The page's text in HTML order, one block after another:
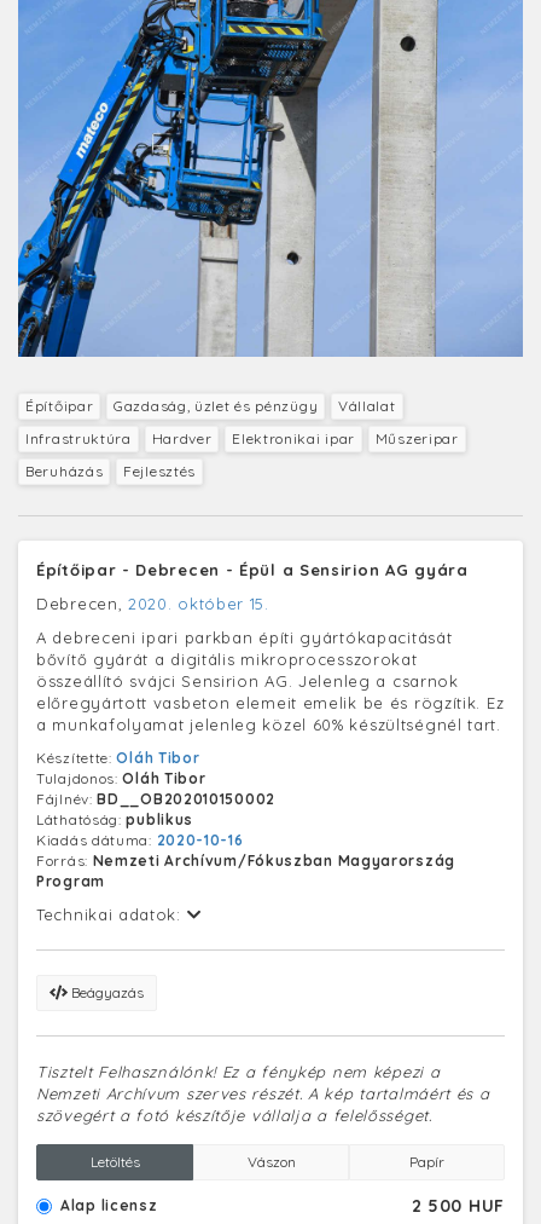
Építőipar Gazdaság, üzlet és pénzügy
Vállalat
Infrastruktúra
Hardver Elektronikai ipar
Műszeripar
Beruházás
Fejlesztés
Építőipar - Debrecen - Épül a Sensirion AG gyára
Debrecen, 2020. október 15.
A debreceni ipari parkban építi gyártókapacitását
bővítő gyárát a digitális mikroprocesszorokat
összeállító svájci Sensirion AG. Jelenleg a csarnok
előregyártott vasbeton elemeit emelik be és rögzítik. Ez
a munkafolyamat jelenleg közel 60% készültségnél tart.
Készítette:Oláh Tibor
Tulajdonos:Oláh Tibor
Fájlnév:BD__OB202010150002
Láthatóság:publikus
Kiadás dátuma: 2020-10-16
Forrás: Nemzeti Archívum/Fókuszban Magyarország
Program
Technikai adatok:
Beágyazás
Tisztelt Felhasználónk! Ez a fénykép nem képezi a
Nemzeti Archívum szerves részét. A kép tartalmáért és a
szövegért a fotó készítője vállalja a felelősséget.
Letöltés Vászon Papír
Alap licensz 2 500 HUF